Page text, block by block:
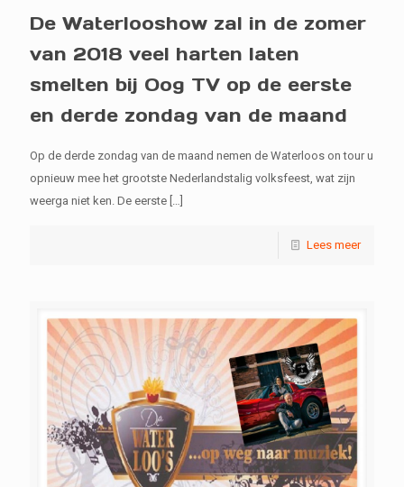
De Waterlooshow zal in de zomer
van 2018 veel harten laten
smelten bij Oog TV op de eerste
en derde zondag van de maand
Op de derde zondag van de maand nemen de Waterloos on tour u
opnieuw mee het grootste Nederlandstalig volksfeest, wat zijn
weerga niet ken. De eerste
Lees meer